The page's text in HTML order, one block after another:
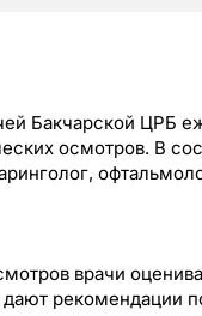
Бакчарской ЦРБ
осмотров. В
врачи
дают рекомендации